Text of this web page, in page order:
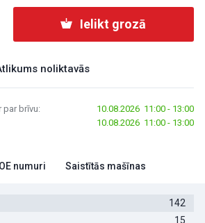
Ielikt grozā
noliktavās
par brīvu:
10.08.2026 11:00 - 13:00
10.08.2026 11:00 - 13:00
OE numuri Saistītās mašīnas
142
15